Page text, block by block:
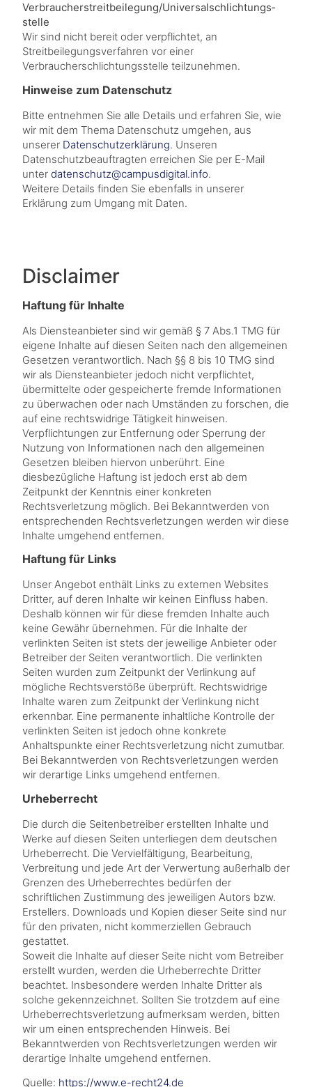
Verbraucher­streit­beilegung/Universal­schlichtungs­
stelle
Wir sind nicht bereit oder verpflichtet, an
Streitbeilegungsverfahren vor einer
Verbraucherschlichtungsstelle teilzunehmen.
Hinweise zum Datenschutz
Bitte entnehmen Sie alle Details und erfahren Sie, wie
wir mit dem Thema Datenschutz umgehen, aus
unserer Datenschutzerklärung. Unseren
Datenschutzbeauftragten erreichen Sie per E-Mail
unter datenschutz@campusdigital.info.
Weitere Details finden Sie ebenfalls in unserer
Erklärung zum Umgang mit Daten.
Disclaimer
Haftung für Inhalte
Als Diensteanbieter sind wir gemäß § 7 Abs.1 TMG für
eigene Inhalte auf diesen Seiten nach den allgemeinen
Gesetzen verantwortlich. Nach §§ 8 bis 10 TMG sind
wir als Diensteanbieter jedoch nicht verpflichtet,
übermittelte oder gespeicherte fremde Informationen
zu überwachen oder nach Umständen zu forschen, die
auf eine rechtswidrige Tätigkeit hinweisen.
Verpflichtungen zur Entfernung oder Sperrung der
Nutzung von Informationen nach den allgemeinen
Gesetzen bleiben hiervon unberührt. Eine
diesbezügliche Haftung ist jedoch erst ab dem
Zeitpunkt der Kenntnis einer konkreten
Rechtsverletzung möglich. Bei Bekanntwerden von
entsprechenden Rechtsverletzungen werden wir diese
Inhalte umgehend entfernen.
Haftung für Links
Unser Angebot enthält Links zu externen Websites
Dritter, auf deren Inhalte wir keinen Einfluss haben.
Deshalb können wir für diese fremden Inhalte auch
keine Gewähr übernehmen. Für die Inhalte der
verlinkten Seiten ist stets der jeweilige Anbieter oder
Betreiber der Seiten verantwortlich. Die verlinkten
Seiten wurden zum Zeitpunkt der Verlinkung auf
mögliche Rechtsverstöße überprüft. Rechtswidrige
Inhalte waren zum Zeitpunkt der Verlinkung nicht
erkennbar. Eine permanente inhaltliche Kontrolle der
verlinkten Seiten ist jedoch ohne konkrete
Anhaltspunkte einer Rechtsverletzung nicht zumutbar.
Bei Bekanntwerden von Rechtsverletzungen werden
wir derartige Links umgehend entfernen.
Urheberrecht
Die durch die Seitenbetreiber erstellten Inhalte und
Werke auf diesen Seiten unterliegen dem deutschen
Urheberrecht. Die Vervielfältigung, Bearbeitung,
Verbreitung und jede Art der Verwertung außerhalb der
Grenzen des Urheberrechtes bedürfen der
schriftlichen Zustimmung des jeweiligen Autors bzw.
Erstellers. Downloads und Kopien dieser Seite sind nur
für den privaten, nicht kommerziellen Gebrauch
gestattet.
Soweit die Inhalte auf dieser Seite nicht vom Betreiber
erstellt wurden, werden die Urheberrechte Dritter
beachtet. Insbesondere werden Inhalte Dritter als
solche gekennzeichnet. Sollten Sie trotzdem auf eine
Urheberrechtsverletzung aufmerksam werden, bitten
wir um einen entsprechenden Hinweis. Bei
Bekanntwerden von Rechtsverletzungen werden wir
derartige Inhalte umgehend entfernen.
Quelle: https://www.e-recht24.de